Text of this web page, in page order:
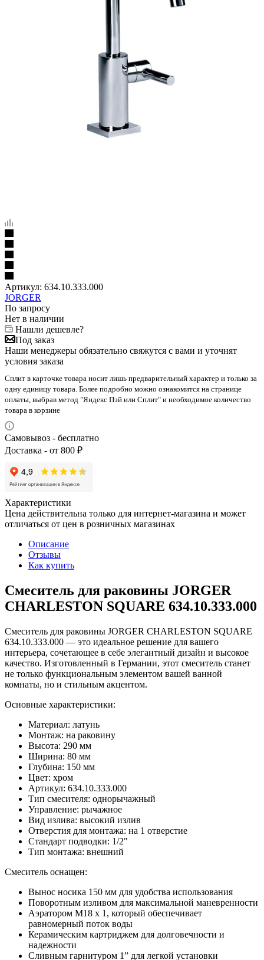
Артикул: 634.10.333.000
JORGER
По запросу
Нет в наличии
Нашли дешевле?
Под заказ
Наши менеджеры обязательно свяжутся с вами и уточнят
условия заказа
Сплит в карточке товара носит лишь предварительный характер и только за
одну единицу товара. Более подробно можно ознакомится на странице
оплаты, выбрав метод "Яндекс Пэй или Сплит" и необходимое количество
товара в корзине
Самовывоз - бесплатно
Доставка - от 800 ₽
Характеристики
Цена действительна только для интернет-магазина и может
отличаться от цен в розничных магазинах
Описание
Отзывы
Как купить
Смеситель для раковины JORGER
CHARLESTON SQUARE 634.10.333.000
Смеситель для раковины JORGER CHARLESTON SQUARE
634.10.333.000 — это идеальное решение для вашего
интерьера, сочетающее в себе элегантный дизайн и высокое
качество. Изготовленный в Германии, этот смеситель станет
не только функциональным элементом вашей ванной
комнаты, но и стильным акцентом.
Основные характеристики:
Материал: латунь
Монтаж: на раковину
Высота: 290 мм
Ширина: 80 мм
Глубина: 150 мм
Цвет: хром
Артикул: 634.10.333.000
Тип смесителя: однорычажный
Управление: рычажное
Вид излива: высокий излив
Отверстия для монтажа: на 1 отверстие
Стандарт подводки: 1/2"
Тип монтажа: внешний
Смеситель оснащен:
Вынос носика 150 мм для удобства использования
Поворотным изливом для максимальной маневренности
Аэратором М18 х 1, который обеспечивает
равномерный поток воды
Керамическим картриджем для долговечности и
надежности
Сливным гарнитуром 1” для легкой установки